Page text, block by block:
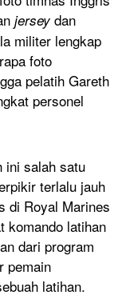
jersey dan
militer lengkap
foto
pelatih Gareth
personel
ini salah satu
terlalu jauh
di Royal Marines
komando latihan
dari program
pemain
latihan.